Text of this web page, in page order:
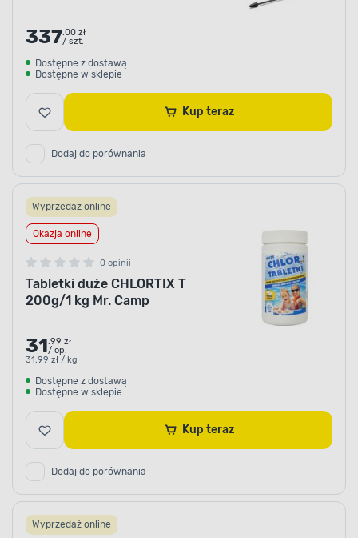
337.00 zł
/ szt.
Dostępne z dostawą
Dostępne w sklepie
Kup teraz
Dodaj do porównania
Wyprzedaż online
Okazja online
0 opinii
Tabletki duże CHLORTIX T
200g/1 kg Mr. Camp
31.99 zł
/ op.
31,99 zł / kg
Dostępne z dostawą
Dostępne w sklepie
Kup teraz
Dodaj do porównania
Wyprzedaż online